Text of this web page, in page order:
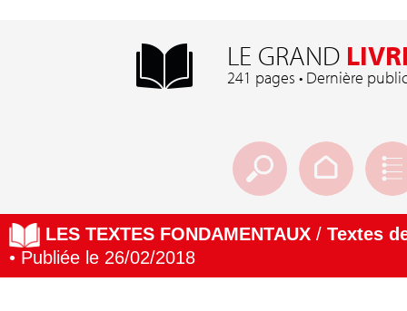
LE GRAND
241 pages • Dernière
LES TEXTES FONDAMENTAUX / Textes
• Publiée le 26/02/2018